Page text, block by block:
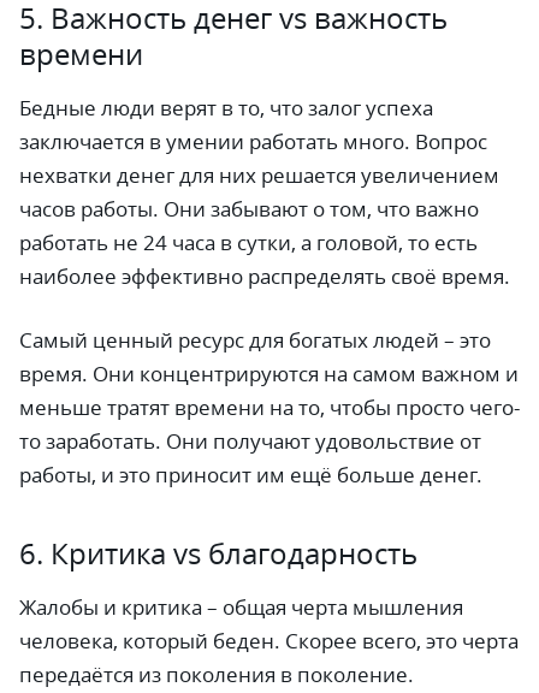
5. Важность денег vs важность
времени
Бедные люди верят в то, что залог успеха
заключается в умении работать много. Вопрос
нехватки денег для них решается увеличением
часов работы. Они забывают о том, что важно
работать не 24 часа в сутки, а головой, то есть
наиболее эффективно распределять своё время.
Самый ценный ресурс для богатых людей – это
время. Они концентрируются на самом важном и
меньше тратят времени на то, чтобы просто чего-
то заработать. Они получают удовольствие от
работы, и это приносит им ещё больше денег.
6. Критика vs благодарность
Жалобы и критика – общая черта мышления
человека, который беден. Скорее всего, это черта
передаётся из поколения в поколение.